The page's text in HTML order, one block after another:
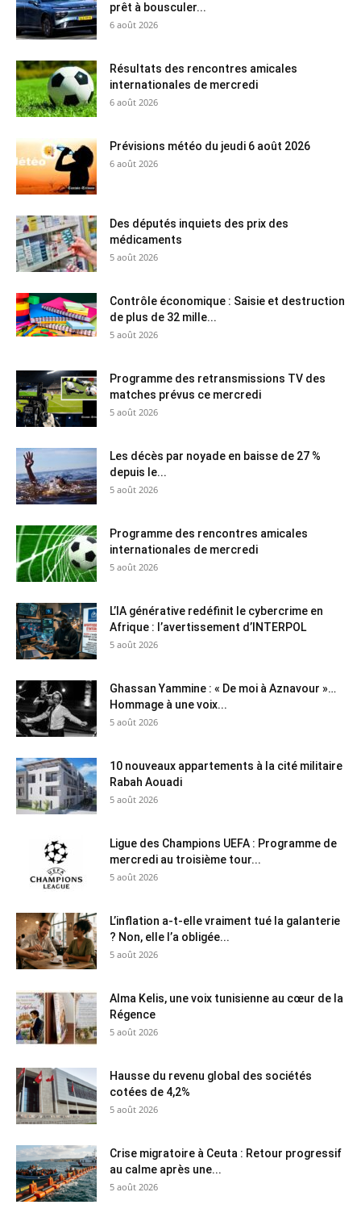
prêt à bousculer...
6 août 2026
Résultats des rencontres amicales
internationales de mercredi
6 août 2026
Prévisions météo du jeudi 6 août 2026
6 août 2026
Des députés inquiets des prix des
médicaments
5 août 2026
Contrôle économique : Saisie et destruction
de plus de 32 mille...
5 août 2026
Programme des retransmissions TV des
matches prévus ce mercredi
5 août 2026
Les décès par noyade en baisse de 27 %
depuis le...
5 août 2026
Programme des rencontres amicales
internationales de mercredi
5 août 2026
L’IA générative redéfinit le cybercrime en
Afrique : l’avertissement d’INTERPOL
5 août 2026
Ghassan Yammine : « De moi à Aznavour »…
Hommage à une voix...
5 août 2026
10 nouveaux appartements à la cité militaire
Rabah Aouadi
5 août 2026
Ligue des Champions UEFA : Programme de
mercredi au troisième tour...
5 août 2026
L’inflation a-t-elle vraiment tué la galanterie
? Non, elle l’a obligée...
5 août 2026
Alma Kelis, une voix tunisienne au cœur de la
Régence
5 août 2026
Hausse du revenu global des sociétés
cotées de 4,2%
5 août 2026
Crise migratoire à Ceuta : Retour progressif
au calme après une...
5 août 2026